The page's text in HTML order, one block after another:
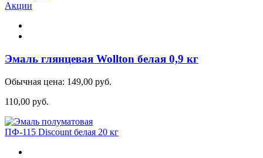
Акции
Эмаль глянцевая Wollton белая 0,9 кг
Обычная цена: 149,00 руб.
110,00 руб.